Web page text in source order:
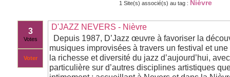
1 Site(s) associé(s) au tag : Nièvre
3
Votes
Voter
D'JAZZ NEVERS - Nièvre
Depuis 1987, D’Jazz œuvre à favoriser la
musiques improvisées à travers un festival et
la richesse et diversité du jazz d’aujourd’hui,
particulière sur d’autres disciplines artistiques